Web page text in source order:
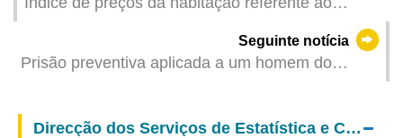
Seguinte notícia
Prisão preventiva aplicada a um homem do
Direcção dos Serviços de Estatística e Censos